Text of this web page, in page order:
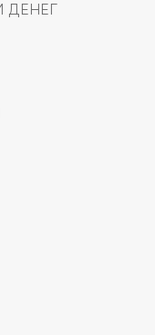
ДЕНЕГ